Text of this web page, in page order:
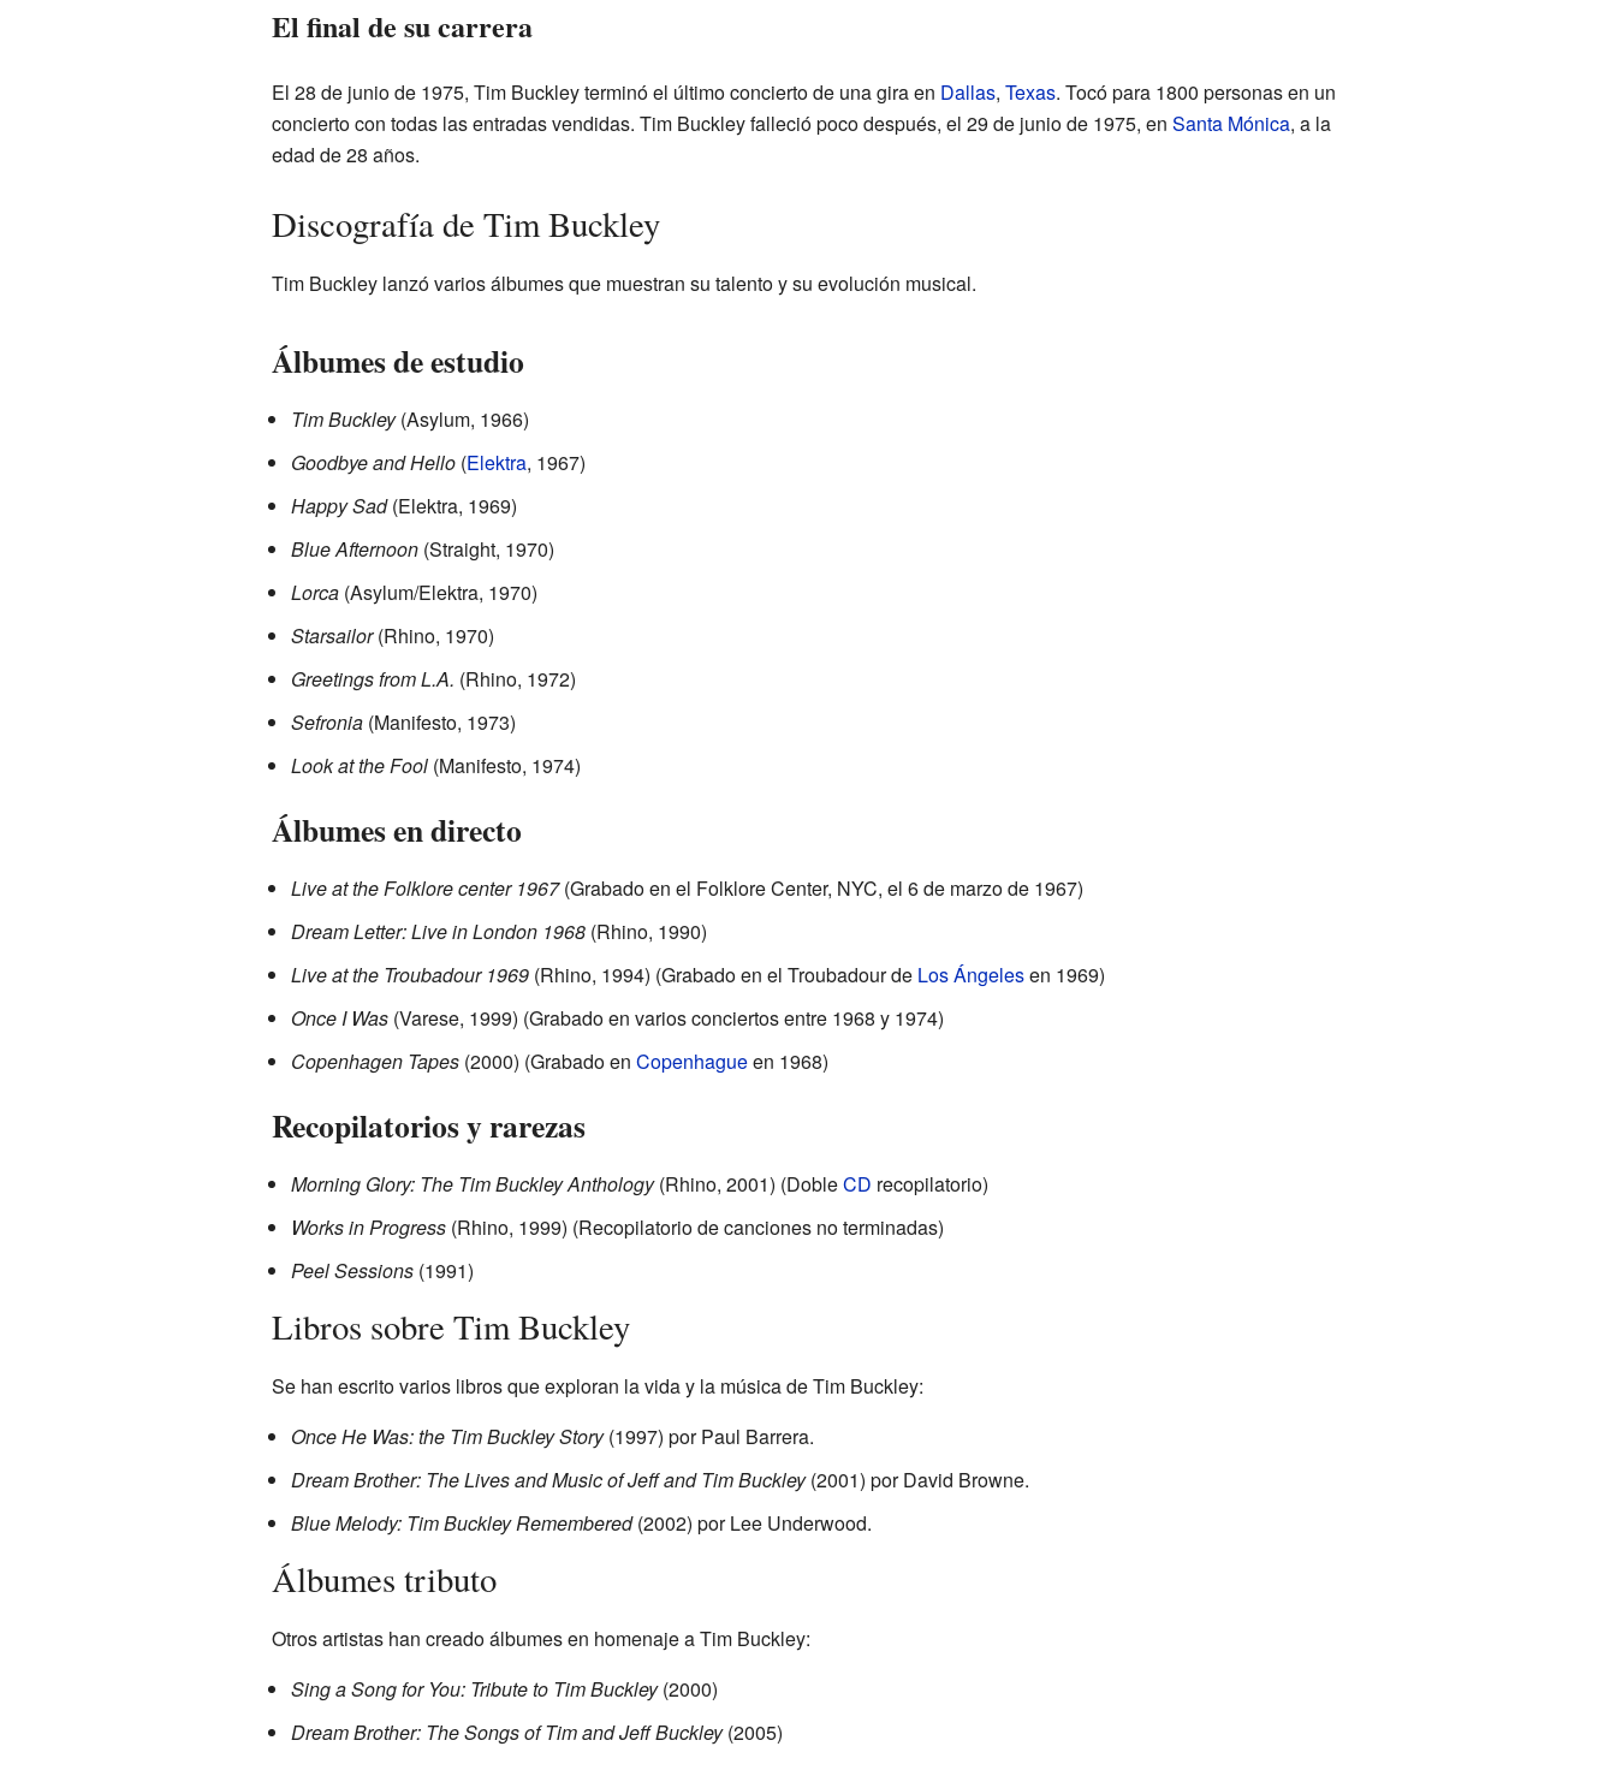
El final de su carrera
El 28 de junio de 1975, Tim Buckley terminó el último concierto de una gira en Dallas, Texas. Tocó para 1800 personas en un
concierto con todas las entradas vendidas. Tim Buckley falleció poco después, el 29 de junio de 1975, en Santa Mónica, a la
edad de 28 años.
Discografía de Tim Buckley
Tim Buckley lanzó varios álbumes que muestran su talento y su evolución musical.
Álbumes de estudio
Tim Buckley(Asylum, 1966)
Goodbye and Hello(Elektra, 1967)
Happy Sad(Elektra, 1969)
Blue Afternoon(Straight, 1970)
Lorca(Asylum/Elektra, 1970)
Starsailor(Rhino, 1970)
Greetings from L.A. (Rhino, 1972)
Sefronia(Manifesto, 1973)
Look at the Fool(Manifesto, 1974)
Álbumes en directo
Live at the Folklore center 1967(Grabado en el Folklore Center, NYC, el 6 de marzo de 1967)
Dream Letter: Live in London 1968(Rhino, 1990)
Live at the Troubadour 1969(Rhino, 1994) (Grabado en el Troubadour de Los Ángelesen 1969)
Once I Was(Varese, 1999) (Grabado en varios conciertos entre 1968 y 1974)
Copenhagen Tapes(2000) (Grabado en Copenhagueen 1968)
Recopilatorios y rarezas
Morning Glory: The Tim Buckley Anthology(Rhino, 2001) (DobleCD recopilatorio)
Works in Progress(Rhino, 1999) (Recopilatorio de canciones no terminadas)
Peel Sessions(1991)
Libros sobre Tim Buckley
Se han escrito varios libros que exploran la vida y la música de Tim Buckley:
Once He Was: the Tim Buckley Story(1997) por Paul Barrera.
Dream Brother: The Lives and Music of Jeff and Tim Buckley(2001) por David Browne.
Blue Melody: Tim Buckley Remembered(2002) por Lee Underwood.
Álbumes tributo
Otros artistas han creado álbumes en homenaje a Tim Buckley:
Sing a Song for You: Tribute to Tim Buckley(2000)
Dream Brother: The Songs of Tim and Jeff Buckley(2005)